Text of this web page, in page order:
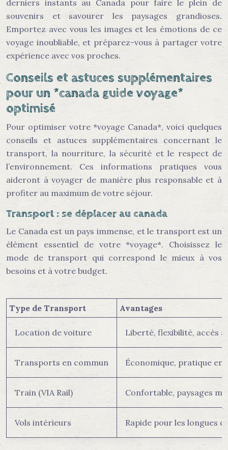
derniers instants au Canada pour faire le plein de
souvenirs et savourer les paysages grandioses.
Emportez avec vous les images et les émotions de ce
voyage inoubliable, et préparez-vous à partager votre
expérience avec vos proches.
Conseils et astuces supplémentaires
pour un *canada guide voyage*
optimisé
Pour optimiser votre *voyage Canada*, voici quelques
conseils et astuces supplémentaires concernant le
transport, la nourriture, la sécurité et le respect de
l’environnement. Ces informations pratiques vous
aideront à voyager de manière plus responsable et à
profiter au maximum de votre séjour.
Transport : se déplacer au canada
Le Canada est un pays immense, et le transport est un
élément essentiel de votre *voyage*. Choisissez le
mode de transport qui correspond le mieux à vos
besoins et à votre budget.
Type de Transport Avantages
Location de voiture Liberté, flexibilité, accès
Transports en commun Économique, pratique en
Train (VIA Rail) Confortable, paysages
Vols intérieurs Rapide pour les longues